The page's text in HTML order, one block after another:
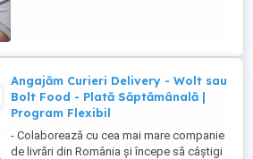
echipamentelor ...
Angajăm Curieri Delivery - Wolt sau
Bolt Food - Plată Săptămânală |
Program Flexibil
- Colaborează cu cea mai mare companie
de livrări din România și începe să câștigi